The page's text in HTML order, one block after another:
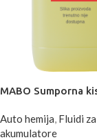
MABO Sumporna
Auto hemija, Fluidi za
akumulatore